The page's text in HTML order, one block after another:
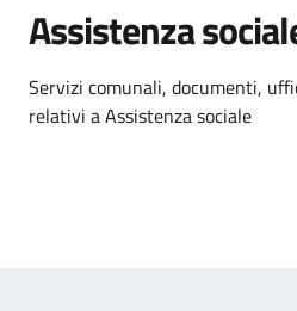
Assistenza
Dettagli
Servizi comunali, documenti,
relativi a Assistenza sociale